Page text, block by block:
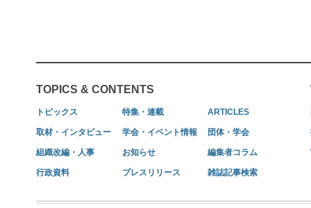
TOPICS & CONTENTS
トピックス 特集・連載 ARTICLES
取材・インタビュー 学会・イベント情報 団体・学会
組織改編・人事 お知らせ 編集者コラム
行政資料 プレスリリース 雑誌記事検索